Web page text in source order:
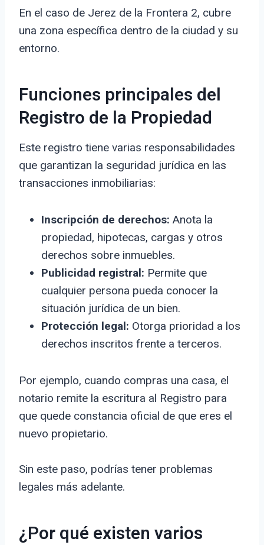
En el caso de Jerez de la Frontera 2, cubre
una zona específica dentro de la ciudad y su
entorno.
Funciones principales del
Registro de la Propiedad
Este registro tiene varias responsabilidades
que garantizan la seguridad jurídica en las
transacciones inmobiliarias:
Inscripción de derechos: Anota la
propiedad, hipotecas, cargas y otros
derechos sobre inmuebles.
Publicidad registral: Permite que
cualquier persona pueda conocer la
situación jurídica de un bien.
Protección legal: Otorga prioridad a los
derechos inscritos frente a terceros.
Por ejemplo, cuando compras una casa, el
notario remite la escritura al Registro para
que quede constancia oficial de que eres el
nuevo propietario.
Sin este paso, podrías tener problemas
legales más adelante.
¿Por qué existen varios